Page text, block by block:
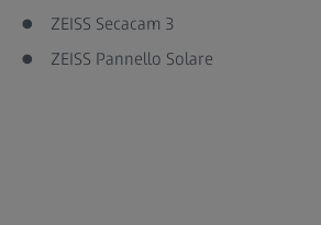
ZEISS Secacam 3
ZEISS Pannello Solare